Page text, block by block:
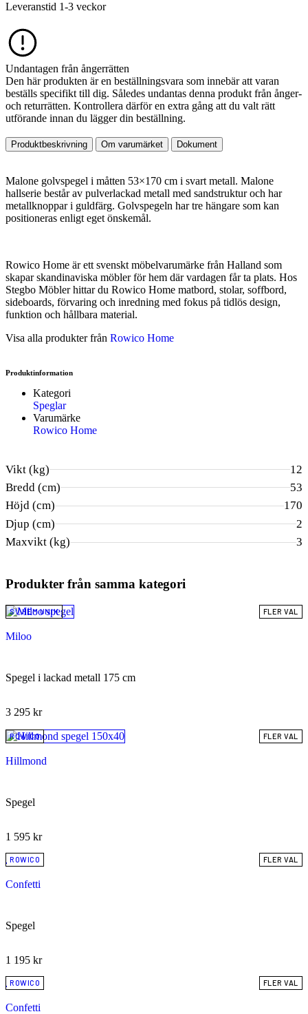
Leveranstid 1-3 veckor
Undantagen från ångerrätten
Den här produkten är en beställningsvara som innebär att varan
beställs specifikt till dig. Således undantas denna produkt från ånger-
och returrätten. Kontrollera därför en extra gång att du valt rätt
utförande innan du lägger din beställning.
Produktbeskrivning Om varumärket Dokument
Malone golvspegel i måtten 53×170 cm i svart metall. Malone
hallserie består av pulverlackad metall med sandstruktur och har
metallknoppar i guldfärg. Golvspegeln har tre hängare som kan
positioneras enligt eget önskemål.
Rowico Home är ett svenskt möbelvarumärke från Halland som
skapar skandinaviska möbler för hem där vardagen får ta plats. Hos
Stegbo Möbler hittar du Rowico Home matbord, stolar, soffbord,
sideboards, förvaring och inredning med fokus på tidlös design,
funktion och hållbara material.
Visa alla produkter från Rowico Home
Produktinformation
Kategori
Speglar
Varumärke
Rowico Home
Vikt (kg)
12
Bredd (cm)
53
Höjd (cm)
170
Djup (cm)
2
Maxvikt (kg)
3
Produkter från samma kategori
SV.HEM UNIK FLER VAL
Miloo
Spegel i lackad metall 175 cm
3 295 kr
ROWICO FLER VAL
Hillmond
Spegel
1 595 kr
ROWICO FLER VAL
Confetti
Spegel
1 195 kr
ROWICO FLER VAL
Confetti